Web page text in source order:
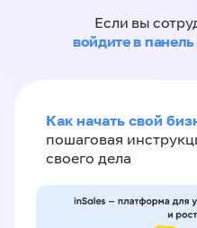
Если вы
войдите в
Как начать свой
пошаговая
своего дела